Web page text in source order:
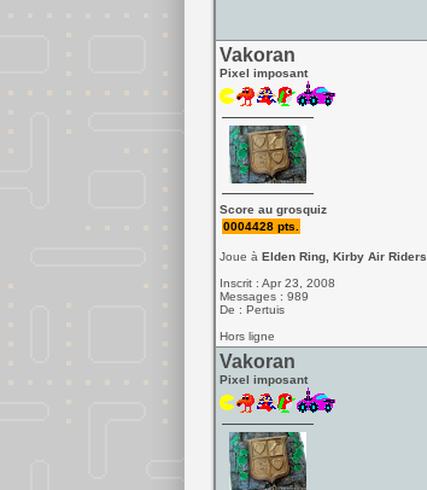
Vakoran
Pixel imposant
Score au grosquiz
0004428 pts.
Joue à Elden Ring, Kirby Air Riders
Inscrit : Apr 23, 2008
Messages : 989
De : Pertuis
Hors ligne
Vakoran
Pixel imposant